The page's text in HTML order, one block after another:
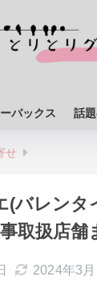
バックス 話
せ
(バレンタ
取扱店舗
2024年3